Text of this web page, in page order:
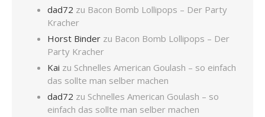
dad72 zu Bacon Bomb Lollipops – Der Party
Kracher
Horst Binder zu Bacon Bomb Lollipops – Der
Party Kracher
Kai zu Schnelles American Goulash – so einfach
das sollte man selber machen
dad72 zu Schnelles American Goulash – so
einfach das sollte man selber machen